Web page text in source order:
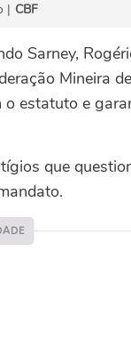
| CBF
Sarney,
Mineira
estatuto e
que